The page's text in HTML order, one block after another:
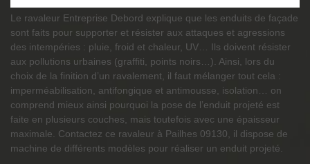
Le ravaleur Entreprise Debord explique que les enduits de façade
sont faits pour supporter et résister aux attaques et agressions
des intempéries : pluie, froid et chaleur, UV… Ils doivent résister
aux pollutions urbaines (graffiti, points noirs…). Ainsi, lors du
choix de la finition d’un ravalement, il faut mélanger tout cela :
imperméabilisation, antifongique et antimousse, isolation… on
comprend mieux ainsi pourquoi la pose de l’enduit projeté est
faite en plusieurs couches, mais toutefois avec une épaisseur
maximale. Contactez ce ravaleur à Pailhes 09130, il dispose de
machine de différents modèles pour réaliser un enduit projeté.